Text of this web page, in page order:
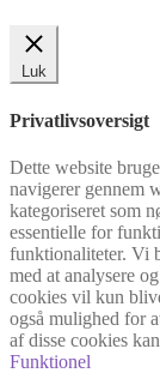
Luk
Privatlivsoversigt
Dette website
navigerer gennem
kategoriseret som
essentielle for
funktionaliteter. Vi
med at analysere
cookies vil kun
også mulighed for
af disse cookies
Funktionel